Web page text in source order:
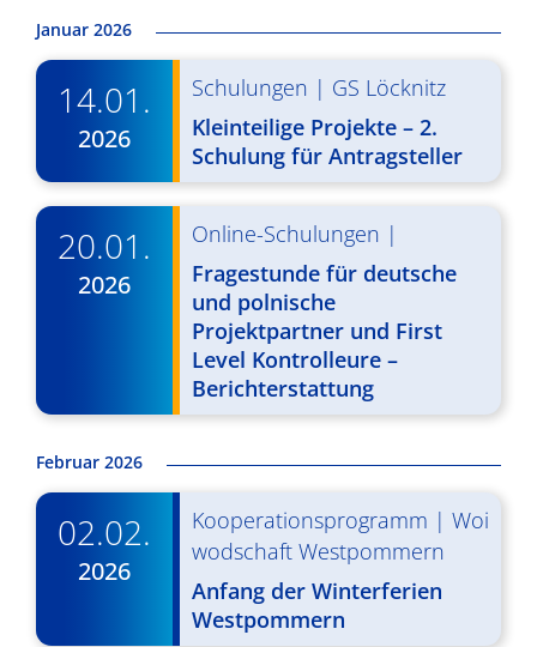
a
n
s
t
a
t
u
g
e
n
S
u
s
t
i
c
Januar 2026
14.01.
2026
Schulungen | GS Löcknitz
Kleinteilige Projekte – 2.
Schulung für Antragsteller
20.01.
2026
Online-Schulungen |
Fragestunde für deutsche
und polnische
Projektpartner und First
Level Kontrolleure –
Berichterstattung
Februar 2026
02.02.
2026
Kooperationsprogramm | Woi
wodschaft Westpommern
Anfang der Winterferien
Westpommern